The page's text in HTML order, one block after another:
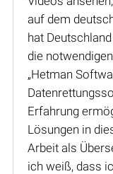
auf dem
hat
die
„Hetman
Erfahrung
Lösungen in
Arbeit als
ich weiß, dass